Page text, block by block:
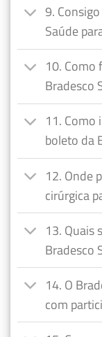
9.
Saúde
10. Como
Bradesco
11. Como
boleto da
12. Onde
cirúrgica
13. Quais
Bradesco
14. O
com